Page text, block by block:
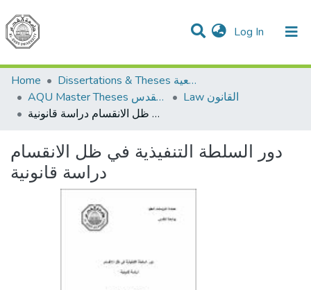
Log In (current)
Communities & Collections
All of DSpace
Home
Dissertations & Theses الرسائل الجامعية
AQU Master Theses الرسائل الجامعية الخاصة بجامعة القدس
Law القانون
دور السلطة التنفيذية في ظل الانقسام دراسة قانونية
دور السلطة التنفيذية في ظل الانقسام
دراسة قانونية